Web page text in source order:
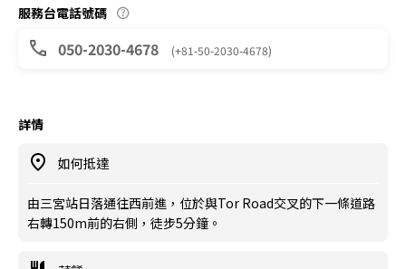
服務台電話號碼
050-2030-4678 (+81-50-2030-4678)
詳情
如何抵達
由三宮站日落通往西前進，位於與Tor Road交叉的下一條道路
右轉150m前的右側，徒步5分鐘。